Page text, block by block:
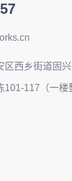
区西乡街道固兴
117（一楼